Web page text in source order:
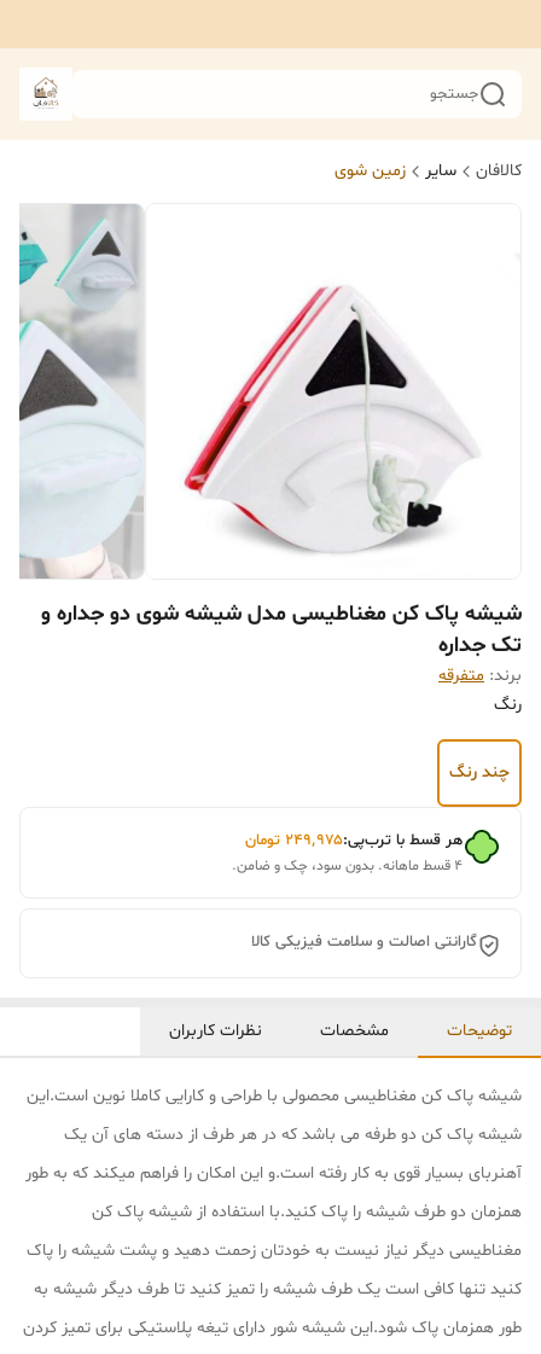
جستجو
کالافان سایر زمین شوی
شیشه پاک کن مغناطیسی مدل شیشه شوی دو جداره و
تک جداره
برند: متفرقه
رنگ
چند رنگ
هر قسط با ترب‌پی:۲۴۹٬۹۷۵ تومان
۴ قسط ماهانه. بدون سود، چک و ضامن.
گارانتی اصالت و سلامت فیزیکی کالا
توضیحات مشخصات نظرات کاربران
شیشه پاک کن مغناطیسی محصولی با طراحی و کارایی کاملا نوین است.این
شیشه پاک کن دو طرفه می باشد که در هر طرف از دسته های آن یک
آهنربای بسیار قوی به کار رفته است.و این امکان را فراهم میکند که به طور
همزمان دو طرف شیشه را پاک کنید.با استفاده از شیشه پاک کن
مغناطیسی دیگر نیاز نیست به خودتان زحمت دهید و پشت شیشه را پاک
کنید تنها کافی است یک طرف شیشه را تمیز کنید تا طرف دیگر شیشه به
طور همزمان پاک شود.این شیشه شور دارای تیغه پلاستیکی برای تمیز کردن